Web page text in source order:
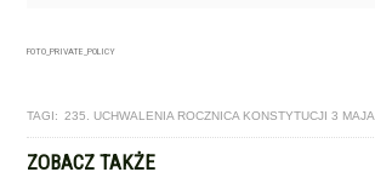
FOTO_PRIVATE_POLICY
TAGI: 235. UCHWALENIA ROCZNICA KONSTYTUCJI 3 MAJA
ZOBACZ TAKŻE